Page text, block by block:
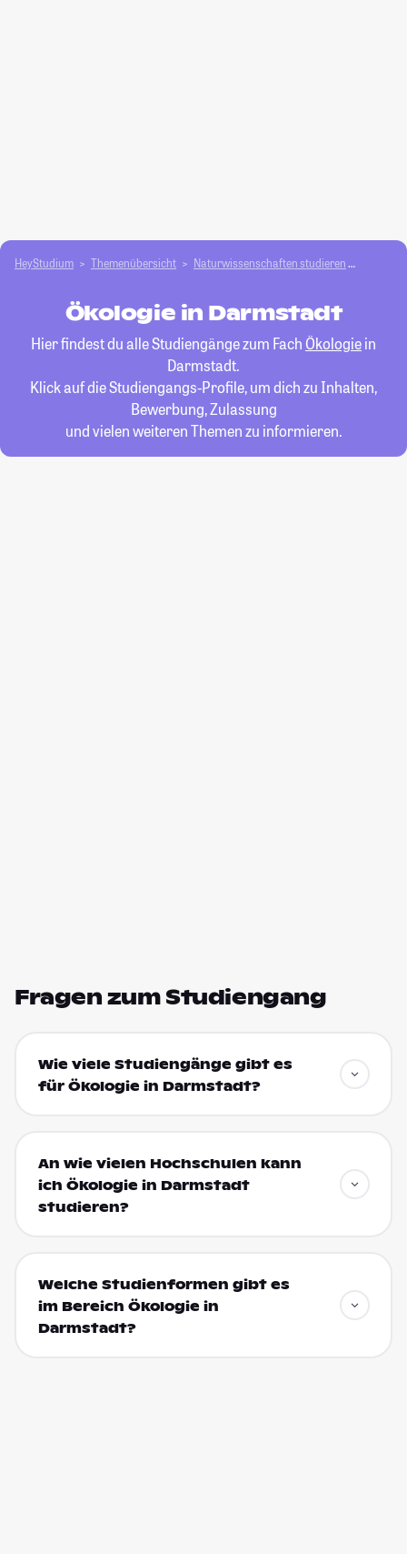
HeyStudium Themenübersicht Natur­wissenschaften studieren
Ökologie in Darmstadt
Hier findest du alle Studiengänge zum Fach Ökologiein
Darmstadt.
Klick auf die Studiengangs-Profile, um dich zu Inhalten,
Bewerbung, Zulassung
und vielen weiteren Themen zu informieren.
Fragen zum Studiengang
Wie viele Studiengänge gibt es
für Ökologie in Darmstadt?
An wie vielen Hochschulen kann
ich Ökologie in Darmstadt
studieren?
Welche Studienformen gibt es
im Bereich Ökologie in
Darmstadt?